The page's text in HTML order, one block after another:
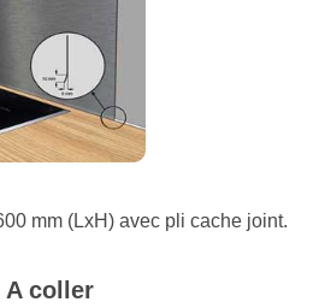
mm (LxH) avec pli cache joint.
A coller